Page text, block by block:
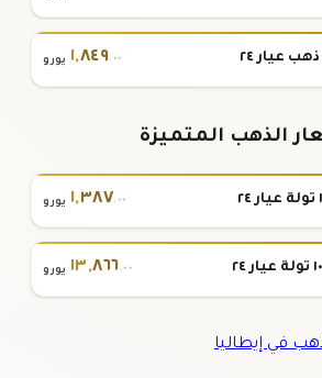
عيار ٢٤ ١,٨٤٩.٠٠ يورو
الذهب المتميزة
١,٣٨٧.٠٠ يورو
١٣,٨٦٦.٠٠ يورو
في إيطاليا